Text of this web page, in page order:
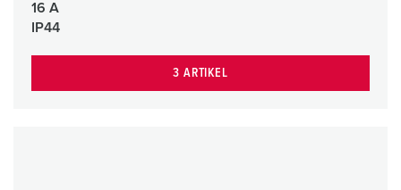
16 A
IP44
3 ARTIKEL